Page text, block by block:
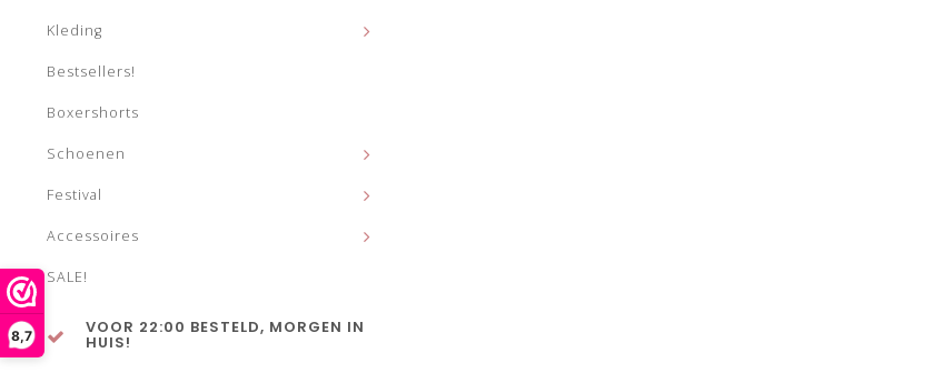
8,7
Kleding
Bestsellers!
Boxershorts
Schoenen
Festival
Accessoires
SALE!
VOOR 22:00 BESTELD, MORGEN IN
HUIS!